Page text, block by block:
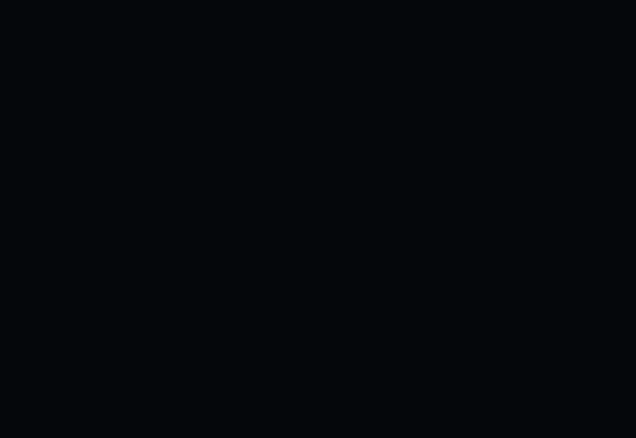
annoncé dans le compte-rendu de réunion du dernier Comité de pilotage, notre Assemblée annuelle 2024 se tiendra le mardi 30 […]
D’EAU – 2024